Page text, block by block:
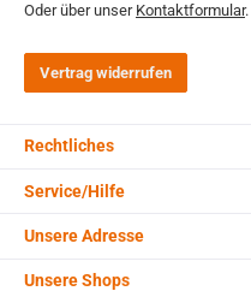
Oder über unser Kontaktformular.
Vertrag widerrufen
Rechtliches
Service/Hilfe
Unsere Adresse
Unsere Shops